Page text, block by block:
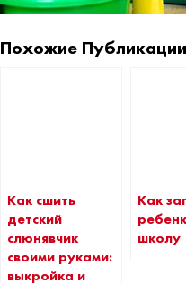
Похожие
Как сшить
детский
слюнявчик
своими руками:
выкройка и
Как
школу